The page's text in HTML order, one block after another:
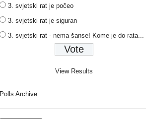
3. svjetski rat je počeo
3. svjetski rat je siguran
3. svjetski rat - nema šanse! Kome je do rata...
View Results
Polls Archive